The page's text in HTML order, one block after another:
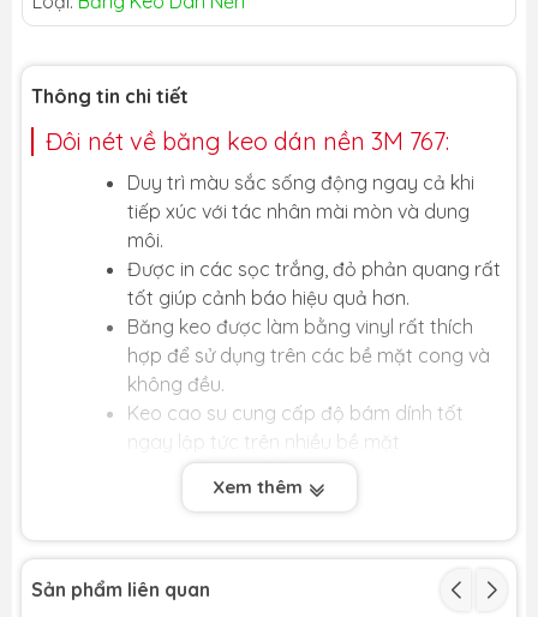
Thông tin chi tiết
Đôi nét về băng keo dán nền 3M 767:
Duy trì màu sắc sống động ngay cả khi
tiếp xúc với tác nhân mài mòn và dung
môi.
Được in các sọc trắng, đỏ phản quang rất
tốt giúp cảnh báo hiệu quả hơn.
Băng keo được làm bằng vinyl rất thích
hợp để sử dụng trên các bề mặt cong và
không đều.
Keo cao su cung cấp độ bám dính tốt
ngay lập tức trên nhiều bề mặt
Có thể thi công bằng tay hoặc bằng máy
dán băng keo.
ứng dụng trong các khu vực giao thông
nhẹ.
Xem thêm
Sản phẩm liên quan